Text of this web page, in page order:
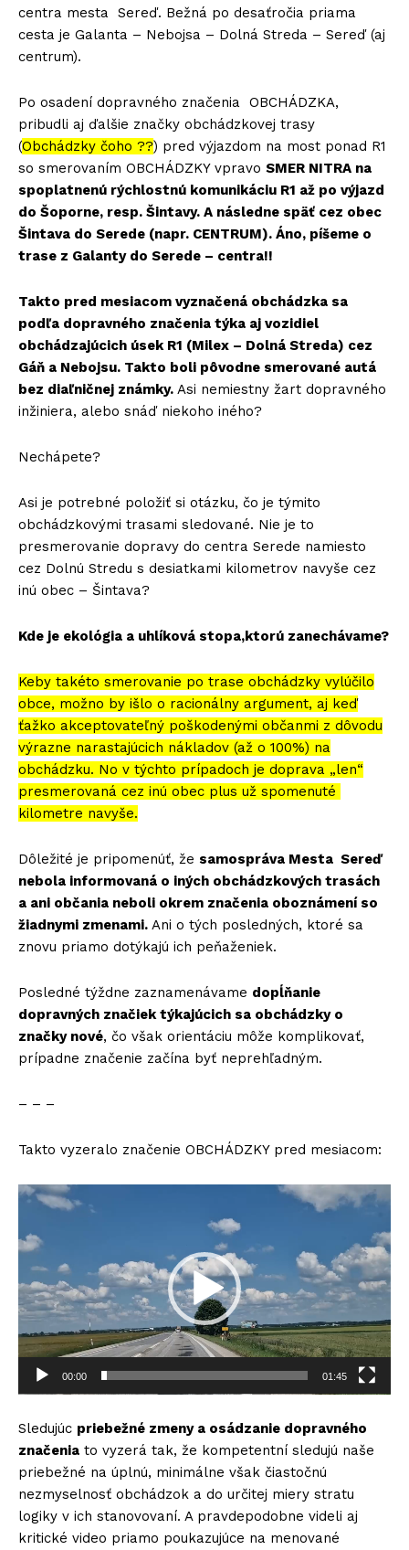
centra mesta Sereď. Bežná po desaťročia priama
cesta je Galanta – Nebojsa – Dolná Streda – Sereď (aj
centrum).
Po osadení dopravného značenia OBCHÁDZKA,
pribudli aj ďalšie značky obchádzkovej trasy
(Obchádzky čoho ??) pred výjazdom na most ponad R1
so smerovaním OBCHÁDZKY vpravo SMER NITRA na
spoplatnenú rýchlostnú komunikáciu R1 až po výjazd
do Šoporne, resp. Šintavy. A následne späť cez obec
Šintava do Serede (napr. CENTRUM). Áno, píšeme o
trase z Galanty do Serede – centra!!
Takto pred mesiacom vyznačená obchádzka sa
podľa dopravného značenia týka aj vozidiel
obchádzajúcich úsek R1 (Milex – Dolná Streda) cez
Gáň a Nebojsu. Takto boli pôvodne smerované autá
bez diaľničnej známky. Asi nemiestny žart dopravného
inžiniera, alebo snáď niekoho iného?
Nechápete?
Asi je potrebné položiť si otázku, čo je týmito
obchádzkovými trasami sledované. Nie je to
presmerovanie dopravy do centra Serede namiesto
cez Dolnú Stredu s desiatkami kilometrov navyše cez
inú obec – Šintava?
Kde je ekológia a uhlíková stopa,ktorú zanechávame?
Keby takéto smerovanie po trase obchádzky vylúčilo
obce, možno by išlo o racionálny argument, aj keď
ťažko akceptovateľný poškodenými občanmi z dôvodu
výrazne narastajúcich nákladov (až o 100%) na
obchádzku. No v týchto prípadoch je doprava „len“
presmerovaná cez inú obec plus už spomenuté
kilometre navyše.
Dôležité je pripomenúť, že samospráva Mesta Sereď
nebola informovaná o iných obchádzkových trasách
a ani občania neboli okrem značenia oboznámení so
žiadnymi zmenami. Ani o tých posledných, ktoré sa
znovu priamo dotýkajú ich peňaženiek.
Posledné týždne zaznamenávame dopĺňanie
dopravných značiek týkajúcich sa obchádzky o
značky nové, čo však orientáciu môže komplikovať,
prípadne značenie začína byť neprehľadným.
– – –
Takto vyzeralo značenie OBCHÁDZKY pred mesiacom:
V
d
o
p
e
r
v
a
č
00:00 01:45
Sledujúc priebežné zmeny a osádzanie dopravného
značenia to vyzerá tak, že kompetentní sledujú naše
priebežné na úplnú, minimálne však čiastočnú
nezmyselnosť obchádzok a do určitej miery stratu
logiky v ich stanovovaní. A pravdepodobne videli aj
kritické video priamo poukazujúce na menované